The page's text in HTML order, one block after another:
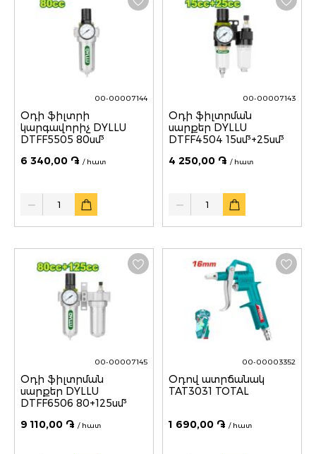
00-00007144
Օդի ֆիլտրի
կարգավորիչ DYLLU
DTFF5505 80սմ³
6 340,00 ֏ / հատ
00-00007143
Օդի ֆիլտրման
սարքեր DYLLU
DTFF4504 15սմ³+25սմ³
4 250,00 ֏ / հատ
00-00007145
Օդի ֆիլտրման
սարքեր DYLLU
DTFF6506 80+125սմ³
9 110,00 ֏ / հատ
00-00003352
Օդով ատրճանակ
TAT3031 TOTAL
1 690,00 ֏ / հատ